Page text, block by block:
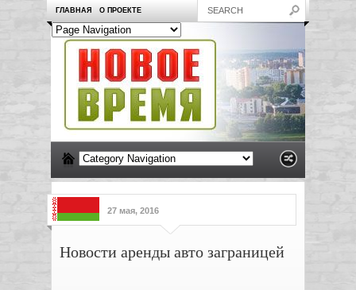
ГЛАВНАЯ О ПРОЕКТЕ
27 мая, 2016
Новости аренды авто заграницей